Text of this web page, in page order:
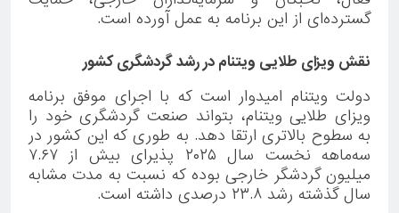
گسترده‌ای از این برنامه به عمل آورده است.
نقش ویزای طلایی ویتنام در رشد گردشگری کشور
دولت ویتنام امیدوار است که با اجرای موفق برنامه
ویزای طلایی ویتنام، بتواند صنعت گردشگری خود را
به سطوح بالاتری ارتقا دهد. به طوری که این کشور در
سه‌ماهه نخست سال ۲۰۲۵ پذیرای بیش از ۷.۶۷
میلیون گردشگر خارجی بوده که نسبت به مدت مشابه
سال گذشته رشد ۲۳.۸ درصدی داشته است.